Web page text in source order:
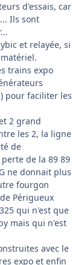
d'essais, car
Ils sont
et relayée, si
trains expo
pour faciliter les
2 grand
les 2, la ligne
de
de la 89 89
ne donnait plus
fourgon
Périgueux
qui n'est que
mais qui n'est
avec le
expo et enfin